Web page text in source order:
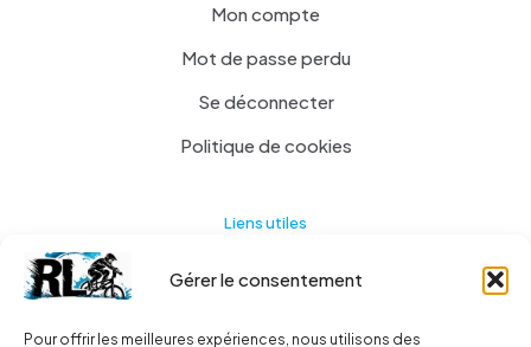
Gérer le consentement
Pour offrir les meilleures expériences, nous utilisons des
Mon compte
Mot de passe perdu
Se déconnecter
Politique de cookies
Liens utiles
Actualités
A propos